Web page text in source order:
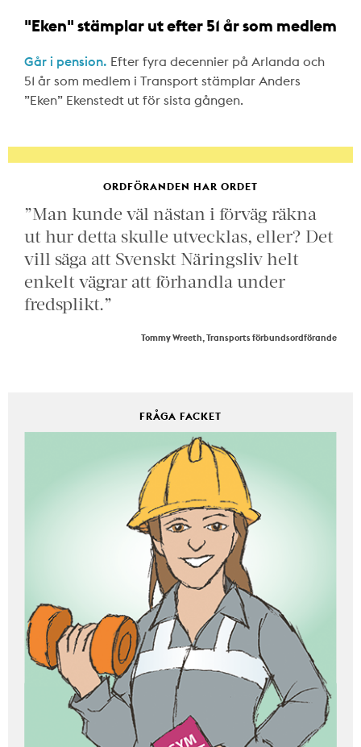
"Eken" stämplar ut efter 51 år som medlem
Går i pension. Efter fyra decennier på Arlanda och
51 år som medlem i Transport stämplar Anders
”Eken” Ekenstedt ut för sista gången.
ORDFÖRANDEN HAR ORDET
”Man kunde väl nästan i förväg räkna
ut hur detta skulle utvecklas, eller? Det
vill säga att Svenskt Näringsliv helt
enkelt vägrar att förhandla under
fredsplikt.”
Tommy Wreeth, Transports förbundsordförande
FRÅGA FACKET